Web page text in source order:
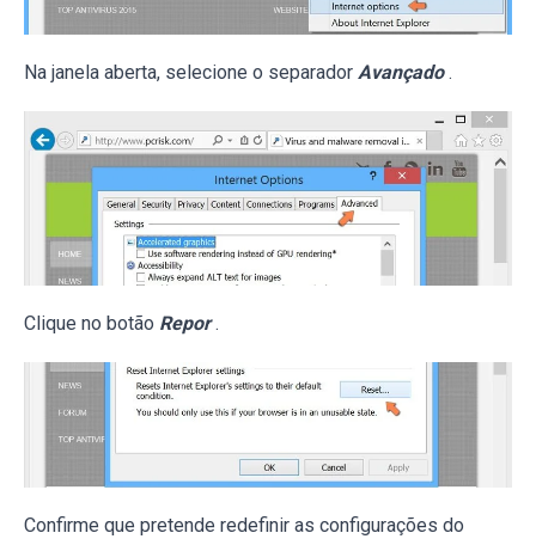
Na janela aberta, selecione o separador Avançado .
Clique no botão Repor .
Confirme que pretende redefinir as configurações do